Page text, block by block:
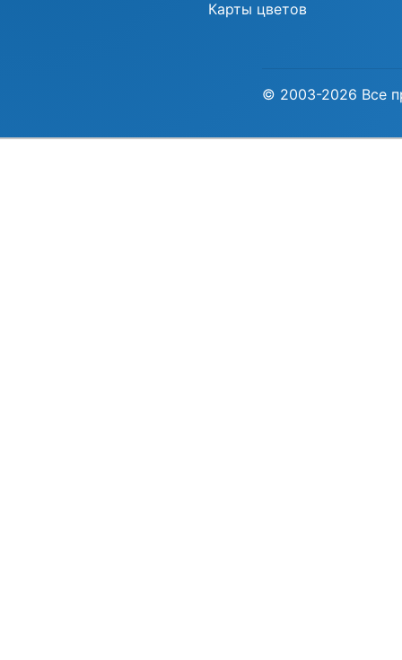
Карты цветов
© 2003-2026 Все